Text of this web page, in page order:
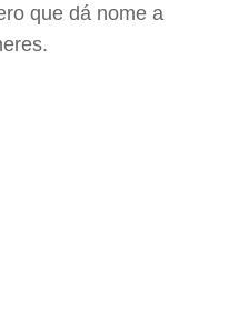
que dá nome a